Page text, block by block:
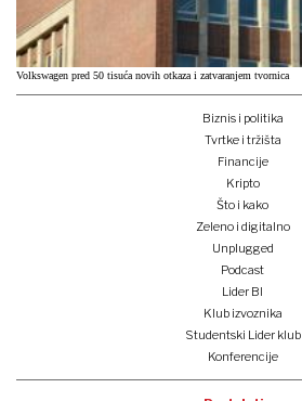
Volkswagen pred 50 tisuća novih otkaza i zatvaranjem tvornica
Biznis i politika
Tvrtke i tržišta
Financije
Kripto
Što i kako
Zeleno i digitalno
Unplugged
Podcast
Lider BI
Klub izvoznika
Studentski Lider klub
Konferencije